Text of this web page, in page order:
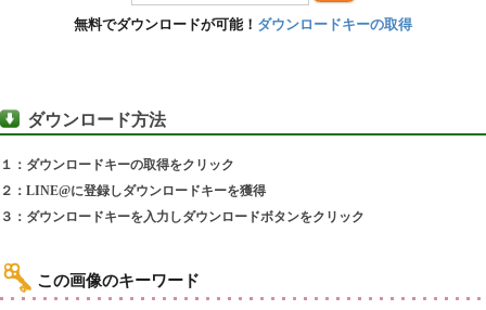
無料でダウンロードが可能！ ダウンロードキーの取得
ダウンロード方法
１：ダウンロードキーの取得をクリック
２：LINE@に登録しダウンロードキーを獲得
３：ダウンロードキーを入力しダウンロードボタンをクリック
この画像のキーワード